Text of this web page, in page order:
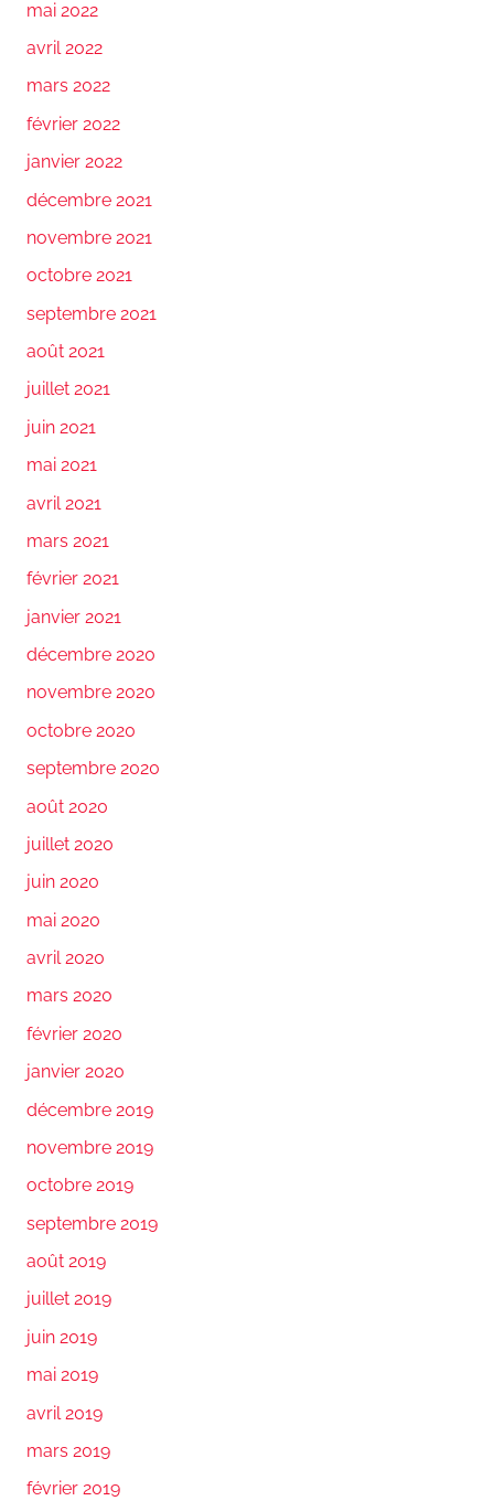
mai 2022
avril 2022
mars 2022
février 2022
janvier 2022
décembre 2021
novembre 2021
octobre 2021
septembre 2021
août 2021
juillet 2021
juin 2021
mai 2021
avril 2021
mars 2021
février 2021
janvier 2021
décembre 2020
novembre 2020
octobre 2020
septembre 2020
août 2020
juillet 2020
juin 2020
mai 2020
avril 2020
mars 2020
février 2020
janvier 2020
décembre 2019
novembre 2019
octobre 2019
septembre 2019
août 2019
juillet 2019
juin 2019
mai 2019
avril 2019
mars 2019
février 2019